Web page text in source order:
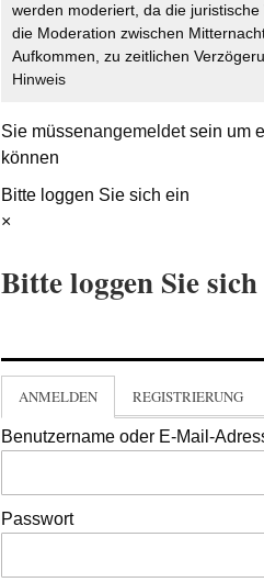
werden moderiert, da die
die Moderation zwischen
Aufkommen, zu zeitlichen
Hinweis
Sie müssenangemeldetsein um
können
Bitte loggen Sie sich ein
×
Bitte loggen Sie
ANMELDEN REGISTRIERUNG
Benutzername oder E-Mail-
Passwort